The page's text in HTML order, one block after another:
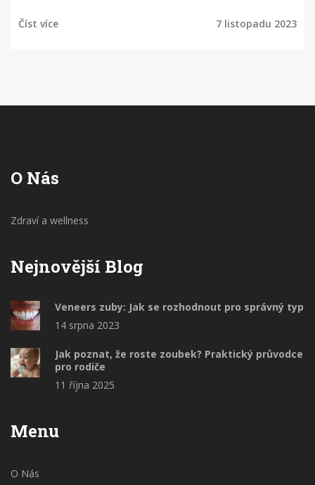
negativně ovlivnit celé naše zdraví. Ve svém novém
Číst více 7 listopadu 2023
O Nás
Zdraví a wellness
Nejnovější Blog
Veneers zuby: Jak se rozhodnout pro správný typ
14 srpna 2023
Jak poznat, že roste zoubek? Praktický průvodce
pro rodiče
11 října 2025
Menu
O Nás